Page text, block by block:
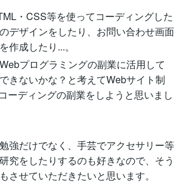
・CSS等を使ってコーディングした
デザインをしたり、お問い合わせ画面
作成したり...。
プログラミングの副業に活用して
きないかな？と考えてWebサイト制
ーディングの副業をしようと思いまし
強だけでなく、手芸でアクセサリー等
究をしたりするのも好きなので、そう
させていただきたいと思います。